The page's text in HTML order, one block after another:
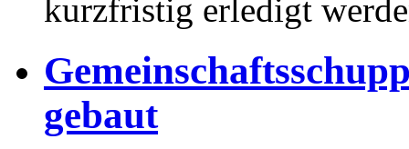
kurzfristig erledigt
gebaut